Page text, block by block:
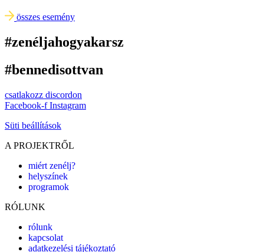
összes esemény
#zenéljahogyakarsz
#bennedisottvan
csatlakozz discordon
Facebook-f Instagram
Süti beállítások
A PROJEKTRŐL
miért zenélj?
helyszínek
programok
RÓLUNK
rólunk
kapcsolat
adatkezelési tájékoztató